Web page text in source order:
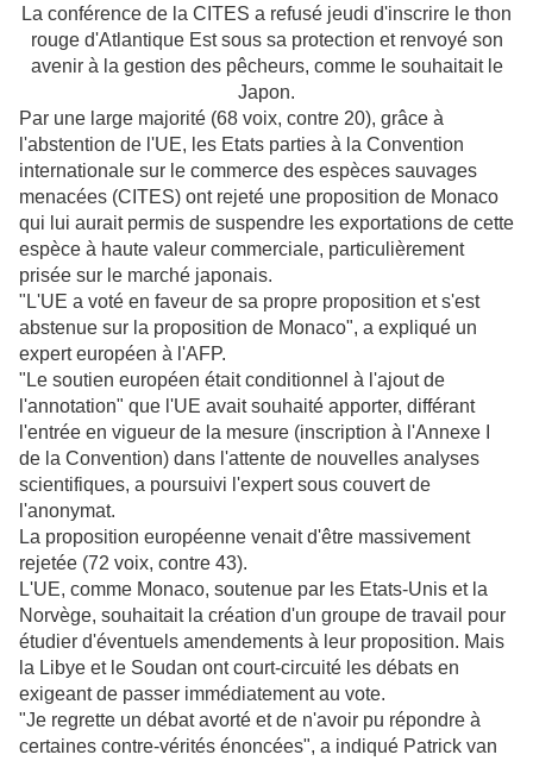
La conférence de la CITES a refusé jeudi d'inscrire le thon
rouge d'Atlantique Est sous sa protection et renvoyé son
avenir à la gestion des pêcheurs, comme le souhaitait le
Japon.
Par une large majorité (68 voix, contre 20), grâce à
l'abstention de l'UE, les Etats parties à la Convention
internationale sur le commerce des espèces sauvages
menacées (CITES) ont rejeté une proposition de Monaco
qui lui aurait permis de suspendre les exportations de cette
espèce à haute valeur commerciale, particulièrement
prisée sur le marché japonais.
"L'UE a voté en faveur de sa propre proposition et s'est
abstenue sur la proposition de Monaco", a expliqué un
expert européen à l'AFP.
"Le soutien européen était conditionnel à l'ajout de
l'annotation" que l'UE avait souhaité apporter, différant
l'entrée en vigueur de la mesure (inscription à l'Annexe I
de la Convention) dans l'attente de nouvelles analyses
scientifiques, a poursuivi l'expert sous couvert de
l'anonymat.
La proposition européenne venait d'être massivement
rejetée (72 voix, contre 43).
L'UE, comme Monaco, soutenue par les Etats-Unis et la
Norvège, souhaitait la création d'un groupe de travail pour
étudier d'éventuels amendements à leur proposition. Mais
la Libye et le Soudan ont court-circuité les débats en
exigeant de passer immédiatement au vote.
"Je regrette un débat avorté et de n'avoir pu répondre à
certaines contre-vérités énoncées", a indiqué Patrick van